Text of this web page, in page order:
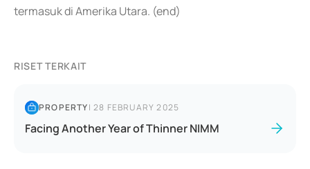
termasuk di Amerika Utara. (end)
RISET TERKAIT
PROPERTY|28 FEBRUARY 2025
Facing Another Year of Thinner NIMM